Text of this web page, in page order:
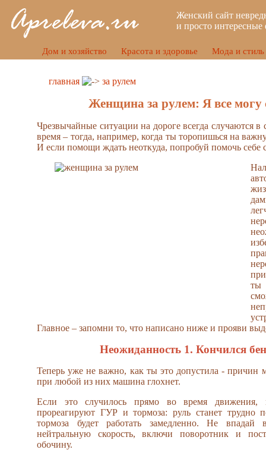
Женский сайт
и просто
Дом и хозяйство Красота и здоровье Мода и стиль
главная за рулем
Женщина за рулем: Я все могу
Чрезвычайные ситуации на дороге всегда случаются в
время – тогда, например, когда ты торопишься на
И если помощи ждать неоткуда, попробуй помочь себе
ты
Главное – запомни то, что написано ниже и прояви
Неожиданность 1. Кончился
Теперь уже не важно, как ты это допустила - причин
при любой из них машина глохнет.
Если это случилось прямо во время движения,
прореагируют ГУР и тормоза: руль станет трудно
тормоза будет работать замедленно. Не
нейтральную скорость, включи поворотник и
обочину.